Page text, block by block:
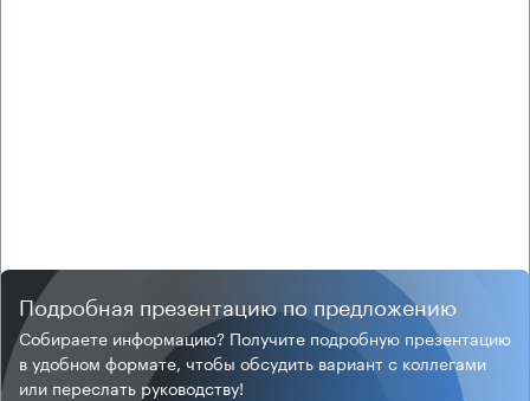
Подробная презентацию по предложению
Собираете информацию? Получите подробную презентацию
в удобном формате, чтобы обсудить вариант с коллегами
или переслать руководству!